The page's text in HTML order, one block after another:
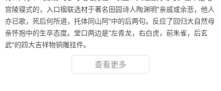
宫陵寝式的，入口楹联选材于著名田园诗人陶渊明"亲戚或余悲，他人
亦已歌，死后何所道，托体同山阿"中的后两句。反应了回归大自然母
亲怀抱中的生卒态度。堂口两边是"左青龙，右白虎，前朱雀，后玄
武"的四大吉祥物铜雕挂件。
查看更多